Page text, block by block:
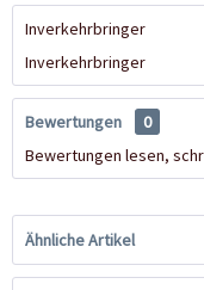
Inverkehrbringer
Inverkehrbringer
Bewertungen
0
Bewertungen lesen,
Ähnliche Artikel